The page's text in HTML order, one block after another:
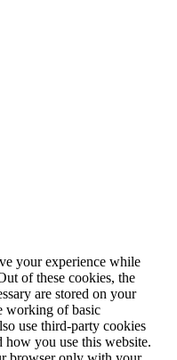
your experience while
of these cookies, the
are stored on your
working of basic
use third-party cookies
how you use this website.